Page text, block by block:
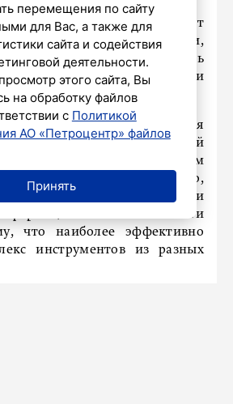
безопасности будут
большей комплексности,
РИАМОруководитель
безопасности
Михайлов.
на заре развития
технологий
была синонимом
взлома. Довольно быстро,
сферах, злоумышленники и
безопасности
что наиболее эффективно
инструментов из разных
перемещения по сайту
для Вас, а также для
сайта и содействия
деятельности.
этого сайта, Вы
на обработку файлов
с Политикой
АО «Петроцентр» файлов
Принять